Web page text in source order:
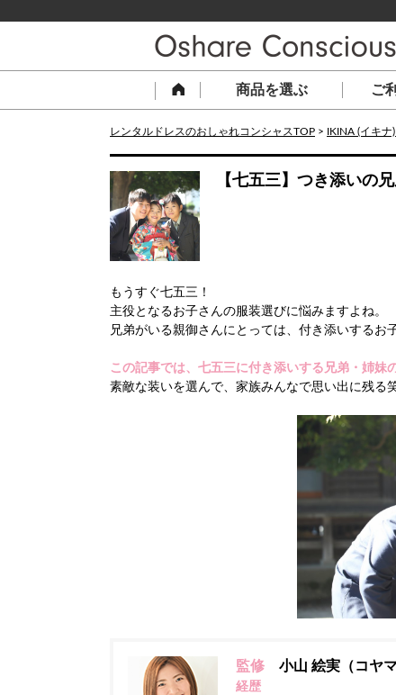
商品を選ぶ ご
レンタルドレスのおしゃれコンシャスTOP > IKINA (イキナ
【七五三】つき添いの
もうすぐ七五三！
主役となるお子さんの服装選びに悩みますよね。
兄弟がいる親御さんにとっては、付き添いするお
この記事では、七五三に付き添いする兄弟・姉妹
素敵な装いを選んで、家族みんなで思い出に残る
監修 小山 絵実（コヤマ
経歴